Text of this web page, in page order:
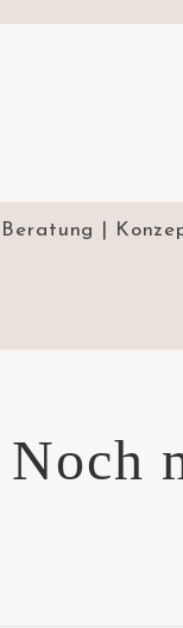
Beratung |
Noch